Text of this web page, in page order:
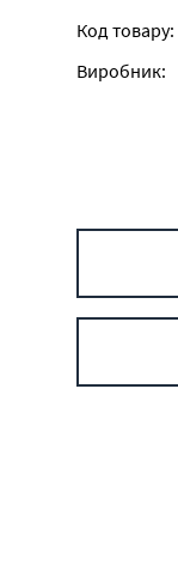
Код товару:
Виробник: